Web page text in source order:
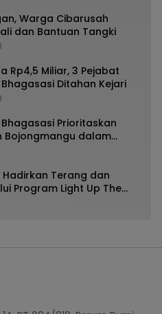
Warga Cibarusah
dan Bantuan Tangki
Rp4,5 Miliar, 3 Pejabat
Ditahan Kejari
Prioritaskan
Bojongmangu dalam
Hadirkan Terang dan
Program Light Up The
Margahayu